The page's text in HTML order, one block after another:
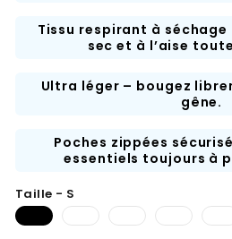
Tissu respirant à
sec et à l’aise
Ultra léger – bougez
gêne.
Poches zippées
essentiels toujours à
Taille - S
CetteMVariantArticle